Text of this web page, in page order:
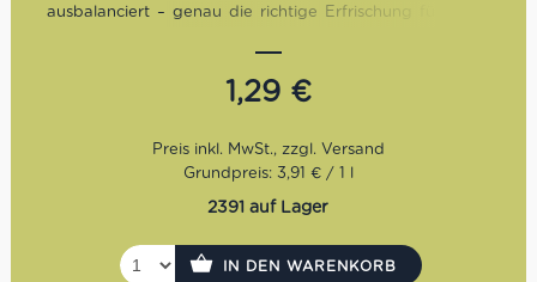
ausbalanciert – genau die richtige Erfrischung für heiße
1,29 €
Grundpreis: 3,91 € / 1 l
2391 auf Lager
IN DEN WARENKORB